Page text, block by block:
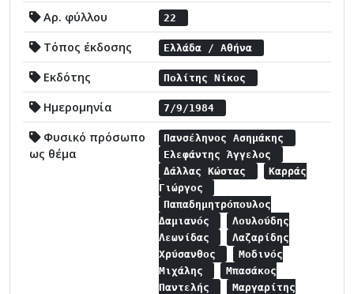
Αρ. φύλλου 22
Τόπος έκδοσης Ελλάδα / Αθήνα
Εκδότης Πολίτης Νίκος
Ημερομηνία 7/9/1984
Φυσικό πρόσωπο
ως θέμα
Πανσέληνος Ασημάκης
Ελεφάντης Άγγελος
Δάλλας Κώστας
Καρράς
Γιώργος
Παπαδημητρόπουλος
Δαμιανός
Λουλούδης
Λεωνίδας
Λαζαρίδης
Χρύσανθος
Μοδινός
Μιχάλης
Μπασάκος
Παντελής
Μαργαρίτης